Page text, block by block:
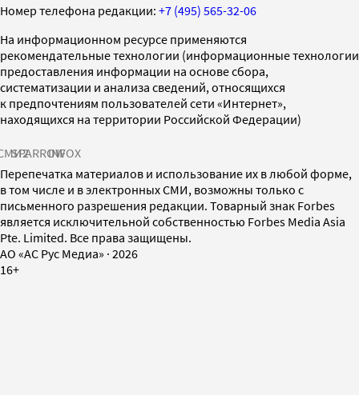
Номер телефона редакции: +7 (495) 565-32-06
На информационном ресурсе применяются
рекомендательные технологии (информационные технологии
предоставления информации на основе сбора,
систематизации и анализа сведений, относящихся
к предпочтениям пользователей сети «Интернет»,
находящихся на территории Российской Федерации)
SPARROWINFOX
Перепечатка материалов и использование их в любой форме,
в том числе и в электронных СМИ, возможны только с
письменного разрешения редакции. Товарный знак Forbes
является исключительной собственностью Forbes Media Asia
Pte. Limited. Все права защищены.
AO «АС Рус Медиа» · 2026
16+